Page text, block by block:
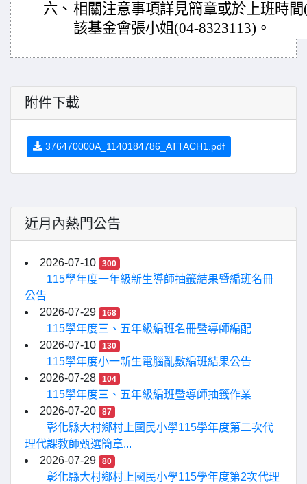
六、 相關注意事項詳見簡章或於上班時
該基金會張小姐(04-8323113)。
附件下載
376470000A_1140184786_ATTACH1.pdf
近月內熱門公告
2026-07-10 300
115學年度一年級新生導師抽籤結果暨編班名冊
公告
2026-07-29
168
115學年度三、五年級編班名冊暨導師編配
2026-07-10
130
115學年度小一新生電腦亂數編班結果公告
2026-07-28
104
115學年度三、五年級編班暨導師抽籤作業
2026-07-20
87
彰化縣大村鄉村上國民小學115學年度第二次代
理代課教師甄選簡章...
2026-07-29
80
彰化縣大村鄉村上國民小學115學年度第2次代理